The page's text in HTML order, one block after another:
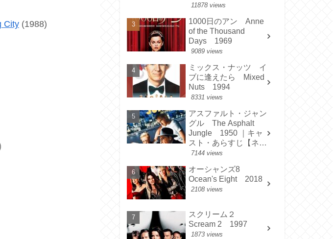
City(1988)
ー・リー・ジョーンズ
11878 views
1000日のアン Anne
of the Thousand
Days 1969
9089 views
ミックス・ナッツ イ
ブに逢えたら Mixed
Nuts 1994
8331 views
アスファルト・ジャン
グル The Asphalt
Jungle 1950 ｜キャ
スト・あらすじ【ネタ
バレ】
7144 views
オーシャンズ8
Ocean's Eight 2018
2108 views
スクリーム２
Scream 2 1997
1873 views